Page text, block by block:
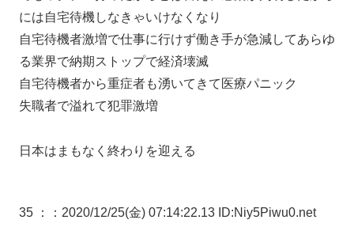
には自宅待機しなきゃいけなくなり
自宅待機者激増で仕事に行けず働き手が急減してあらゆ
る業界で納期ストップで経済壊滅
自宅待機者から重症者も湧いてきて医療パニック
失職者で溢れて犯罪激増
日本はまもなく終わりを迎える
35 ： ：2020/12/25(金) 07:14:22.13 ID:Niy5Piwu0.net